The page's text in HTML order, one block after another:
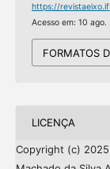
https://
Acesso em: 10 ago.
FORMATOS
LICENÇA
Copyright (c)